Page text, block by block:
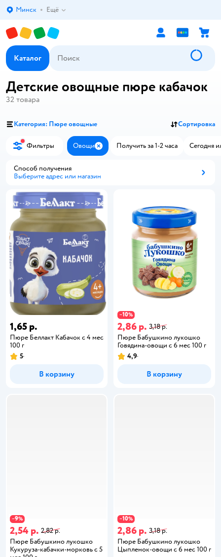
Выбор адреса доставки.
Минск Ещё
Каталог
Детские овощные пюре кабачок
32 товара
Категория: Пюре овощные Сортировка
Фильтры Овощи ЗакрытьПолучить за 1-2 часа Сегодня
Способ получения
Выберите адрес или магазин
1,65 р.
Пюре Беллакт Кабачок с 4 мес
100 г
5
В корзину
−10%
2,86 р. 3,18 р.
Пюре Бабушкино лукошко
Говядина-овощи с 6 мес 100 г
4,9
В корзину
−9%
2,54 р. 2,82 р.
Пюре Бабушкино лукошко
Кукуруза-кабачки-морковь с 5
−10%
2,86 р. 3,18 р.
Пюре Бабушкино лукошко
Цыпленок-овощи с 6 мес 100 г